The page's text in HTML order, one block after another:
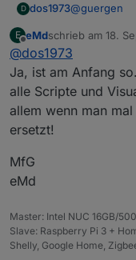
D dos1973@guergen
habe
(habe intern
richtig in
E
Offline
eMdschrieb am 18.
zuletzt editiert
@dos1973
Ja, ist am Anfang
alle Scripte und
allem wenn man
ersetzt!
MfG
eMd
Master: Intel NUC 16GB/
Slave: Raspberry Pi 3 +
Shelly, Google Home,